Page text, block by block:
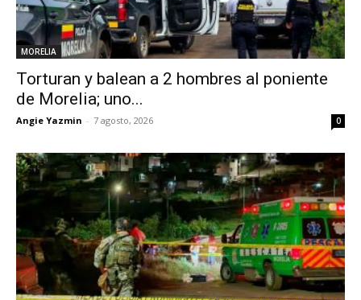
MORELIA
Torturan y balean a 2 hombres al poniente
de Morelia; uno...
Angie Yazmin - 7 agosto, 2026 0